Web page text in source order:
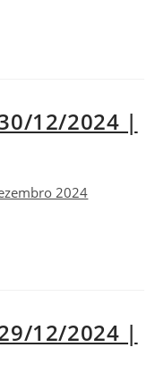
12/2024 |
2024
12/2024 |